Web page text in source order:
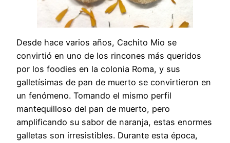
Desde hace varios años, Cachito Mio se
convirtió en uno de los rincones más queridos
por los foodies en la colonia Roma, y sus
galletísimas de pan de muerto se convirtieron en
un fenómeno. Tomando el mismo perfil
mantequilloso del pan de muerto, pero
amplificando su sabor de naranja, estas enormes
galletas son irresistibles. Durante esta época,